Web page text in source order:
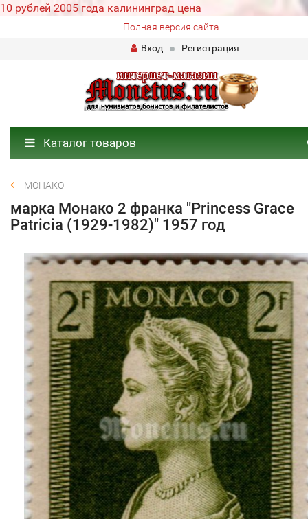
10 рублей 2005 года калининград цена
Полная версия сайта
Вход
Регистрация
Каталог товаров
МОНАКО
марка Монако 2 франка "Princess Grace
Patricia (1929-1982)" 1957 год